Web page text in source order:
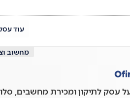
עוד
מחשוב
עסק לתיקון ומכירת מחשבים,